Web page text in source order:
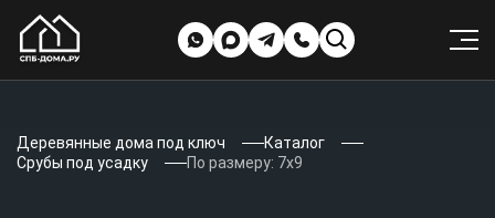
Деревянные дома под ключ
Каталог
Срубы под усадку
По размеру: 7х9